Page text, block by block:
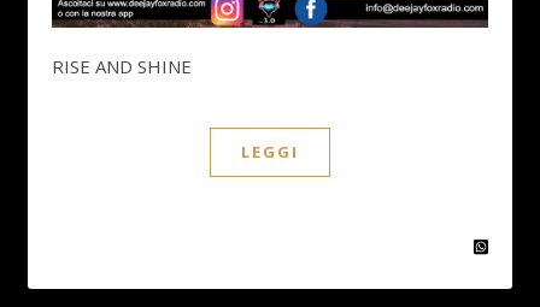
RISE AND SHINE
LEGGI